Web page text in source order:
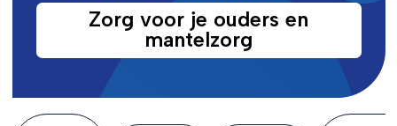
Zorg voor je ouders en
mantelzorg